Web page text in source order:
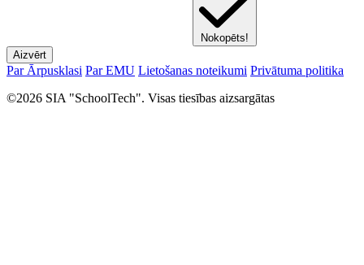
Nokopēts!
Aizvērt
Par Ārpusklasi Par EMU Lietošanas noteikumi Privātuma politika
©2026 SIA "SchoolTech". Visas tiesības aizsargātas